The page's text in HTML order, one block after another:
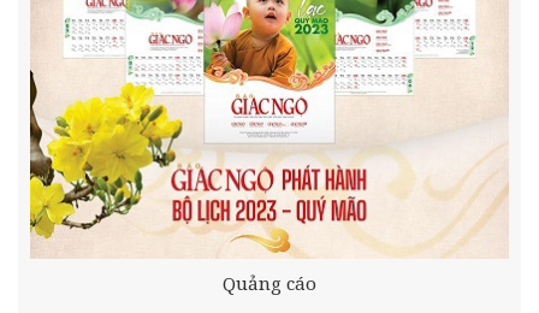
Quảng cáo